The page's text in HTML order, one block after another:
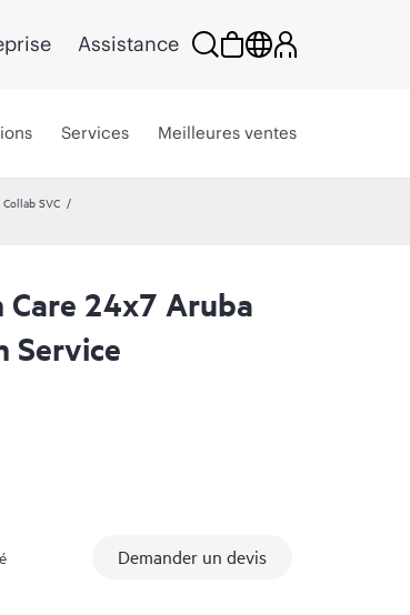
Assistance
Services Meilleures ventes
SVC
24x7 Aruba
Service
Demander un devis